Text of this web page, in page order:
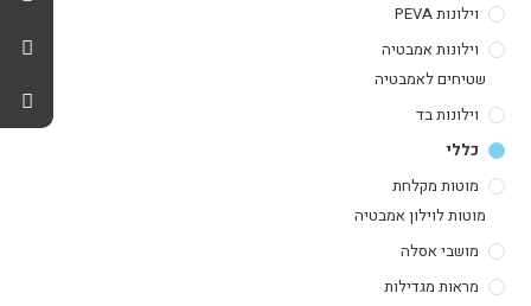
וילונות PEVA
וילונות אמבטיה
שטיחים לאמבטיה
וילונות בד
כללי
מוטות מקלחת
מוטות לוילון אמבטיה
מושבי אסלה
מראות מגדילות